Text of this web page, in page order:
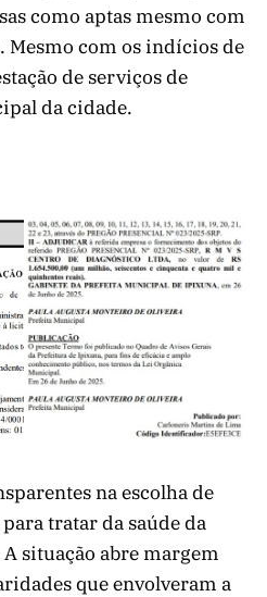
como aptas mesmo com
Mesmo com os indícios de
de serviços de
da cidade.
na escolha de
tratar da saúde da
situação abre margem
que envolveram a